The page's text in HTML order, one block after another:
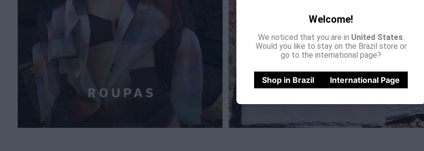
Welcome!
We noticed that you are in United States.
Would you like to stay on the Brazil store or
go to the international page?
Shop in Brazil International Page